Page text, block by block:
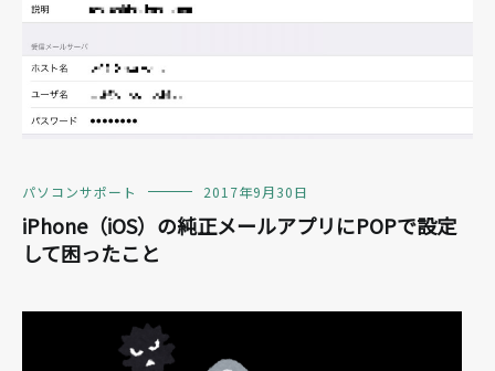
パソコンサポート 2017年9月30日
iPhone（iOS）の純正メールアプリにPOPで設定
して困ったこと